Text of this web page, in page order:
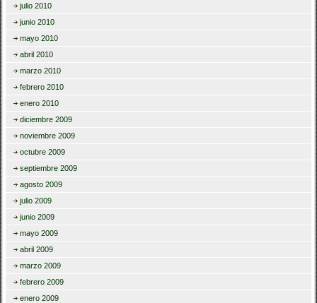
julio 2010
junio 2010
mayo 2010
abril 2010
marzo 2010
febrero 2010
enero 2010
diciembre 2009
noviembre 2009
octubre 2009
septiembre 2009
agosto 2009
julio 2009
junio 2009
mayo 2009
abril 2009
marzo 2009
febrero 2009
enero 2009